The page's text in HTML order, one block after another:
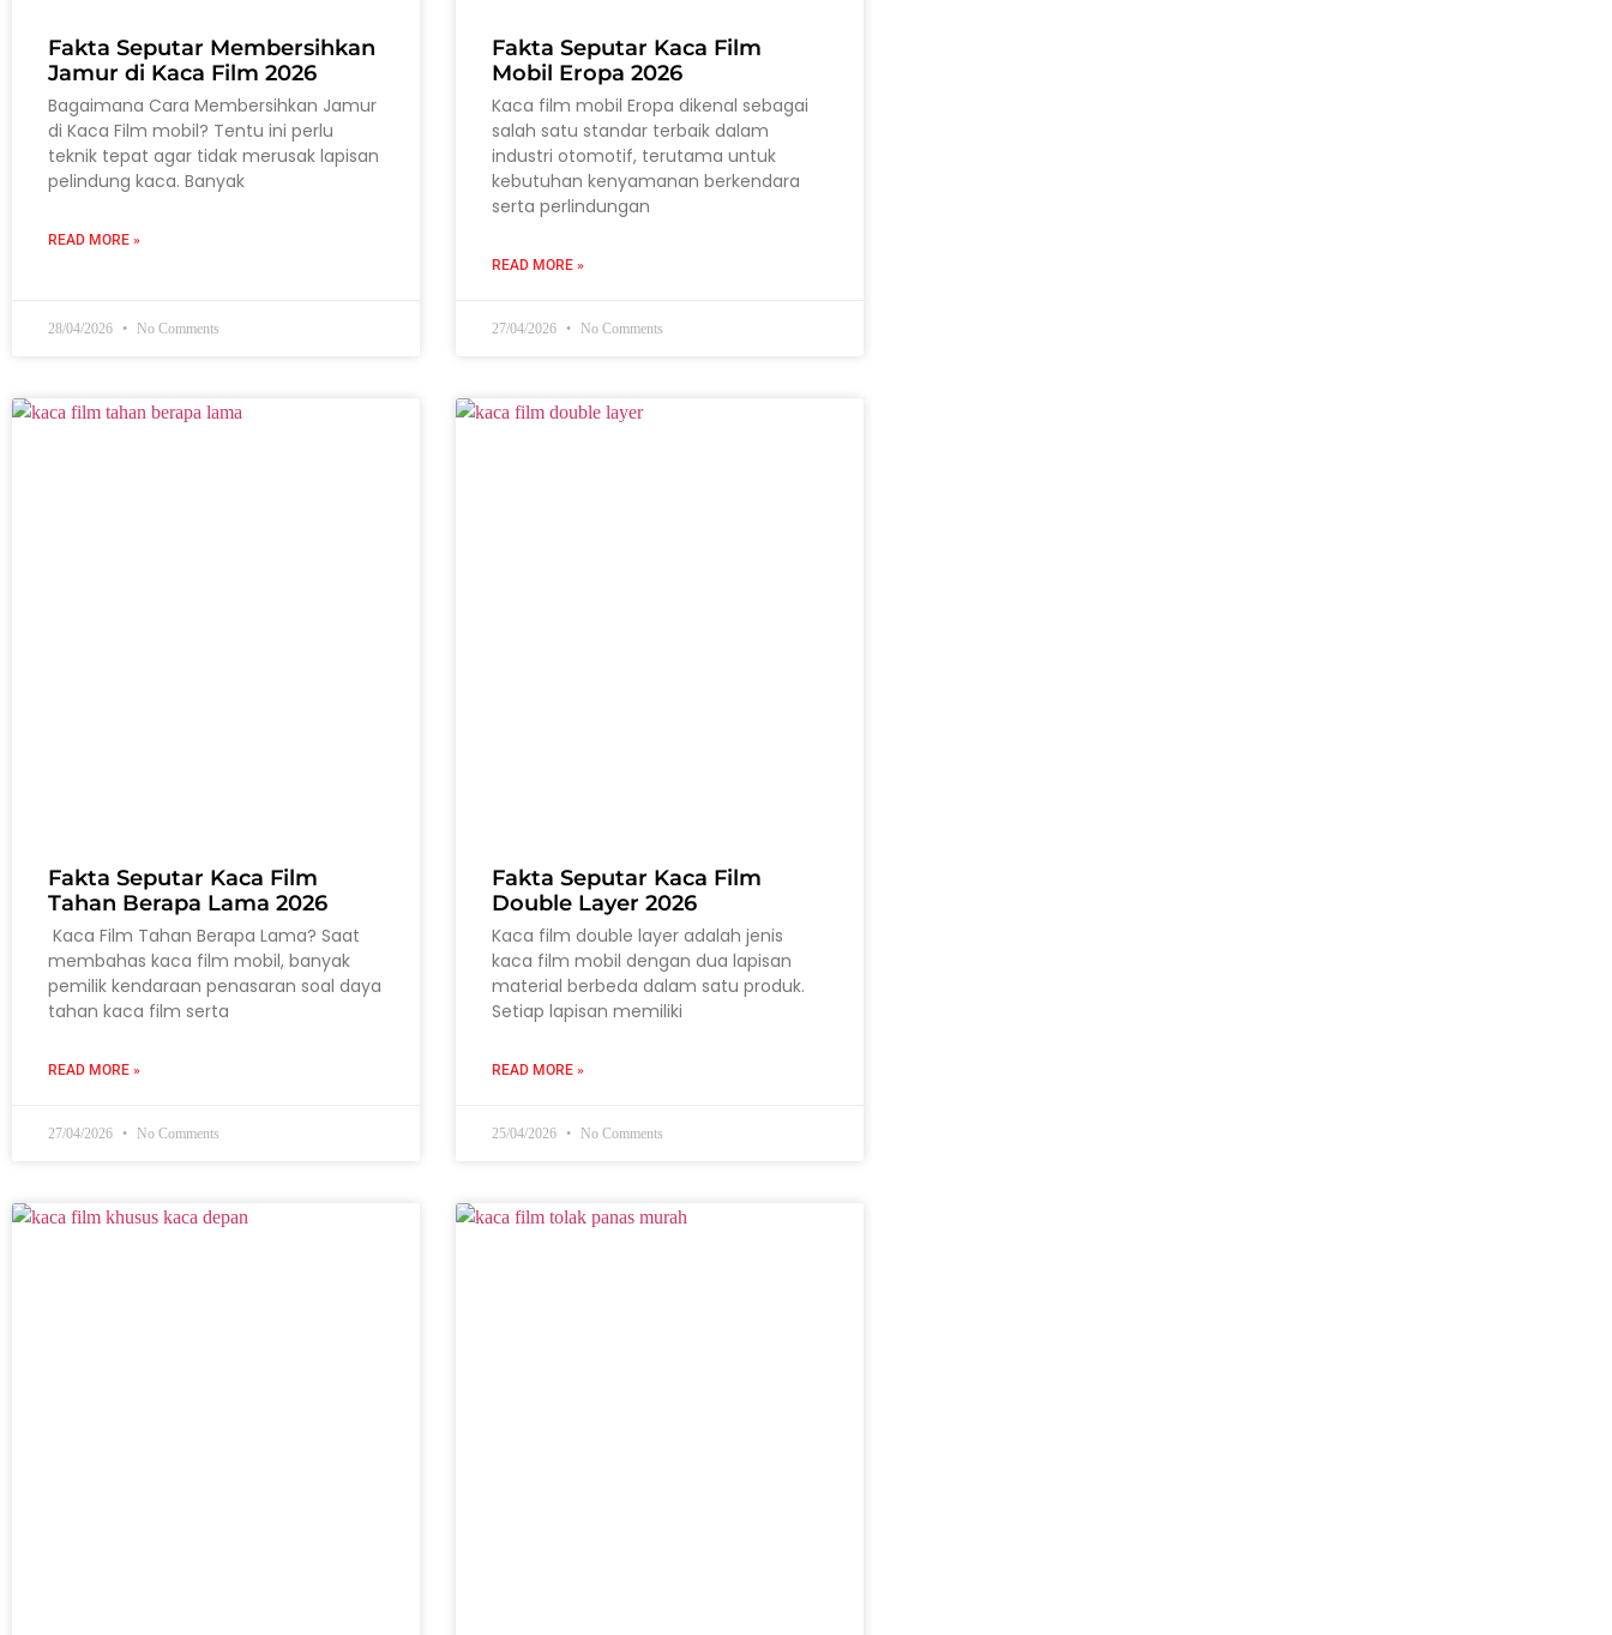
Fakta Seputar Membersihkan
Jamur di Kaca Film 2026
Bagaimana Cara Membersihkan Jamur
di Kaca Film mobil? Tentu ini perlu
teknik tepat agar tidak merusak lapisan
pelindung kaca. Banyak
READ MORE »
28/04/2026 No Comments
Fakta Seputar Kaca Film
Mobil Eropa 2026
Kaca film mobil Eropa dikenal sebagai
salah satu standar terbaik dalam
industri otomotif, terutama untuk
kebutuhan kenyamanan berkendara
serta perlindungan
READ MORE »
27/04/2026 No Comments
Fakta Seputar Kaca Film
Tahan Berapa Lama 2026
Kaca Film Tahan Berapa Lama? Saat
membahas kaca film mobil, banyak
pemilik kendaraan penasaran soal daya
tahan kaca film serta
READ MORE »
27/04/2026 No Comments
Fakta Seputar Kaca Film
Double Layer 2026
Kaca film double layer adalah jenis
kaca film mobil dengan dua lapisan
material berbeda dalam satu produk.
Setiap lapisan memiliki
READ MORE »
25/04/2026 No Comments